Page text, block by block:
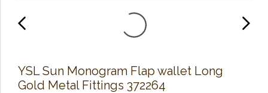
YSL Sun Monogram Flap wallet Long
Gold Metal Fittings 372264